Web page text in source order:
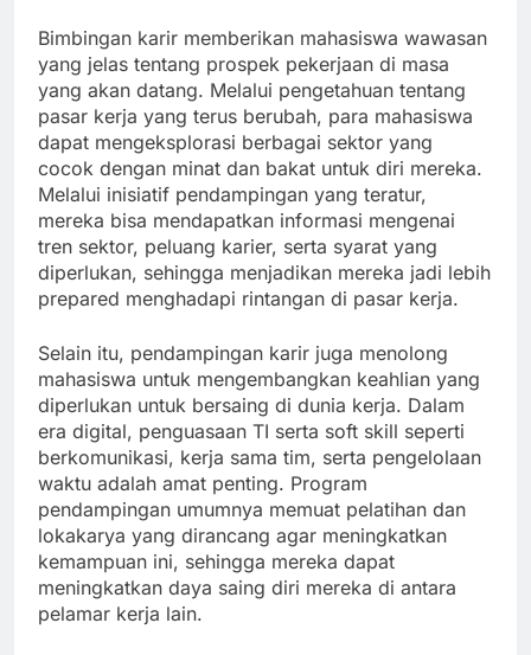
Bimbingan karir memberikan mahasiswa wawasan
yang jelas tentang prospek pekerjaan di masa
yang akan datang. Melalui pengetahuan tentang
pasar kerja yang terus berubah, para mahasiswa
dapat mengeksplorasi berbagai sektor yang
cocok dengan minat dan bakat untuk diri mereka.
Melalui inisiatif pendampingan yang teratur,
mereka bisa mendapatkan informasi mengenai
tren sektor, peluang karier, serta syarat yang
diperlukan, sehingga menjadikan mereka jadi lebih
prepared menghadapi rintangan di pasar kerja.
Selain itu, pendampingan karir juga menolong
mahasiswa untuk mengembangkan keahlian yang
diperlukan untuk bersaing di dunia kerja. Dalam
era digital, penguasaan TI serta soft skill seperti
berkomunikasi, kerja sama tim, serta pengelolaan
waktu adalah amat penting. Program
pendampingan umumnya memuat pelatihan dan
lokakarya yang dirancang agar meningkatkan
kemampuan ini, sehingga mereka dapat
meningkatkan daya saing diri mereka di antara
pelamar kerja lain.